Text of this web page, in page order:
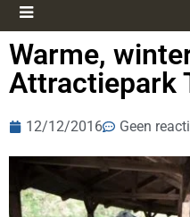
Warme,
Attractiepark
12/12/2016 Geen